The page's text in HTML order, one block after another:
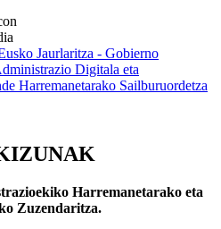
Jaurlaritza - Gobierno
Digitala eta
Harremanetarako Sailburuordetza
Harremanetarako eta
Zuzendaritza.